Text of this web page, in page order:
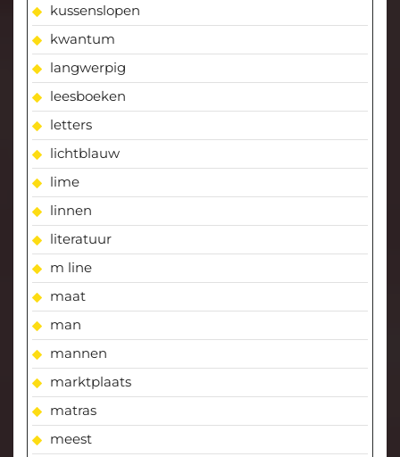
kussenslopen
kwantum
langwerpig
leesboeken
letters
lichtblauw
lime
linnen
literatuur
m line
maat
man
mannen
marktplaats
matras
meest